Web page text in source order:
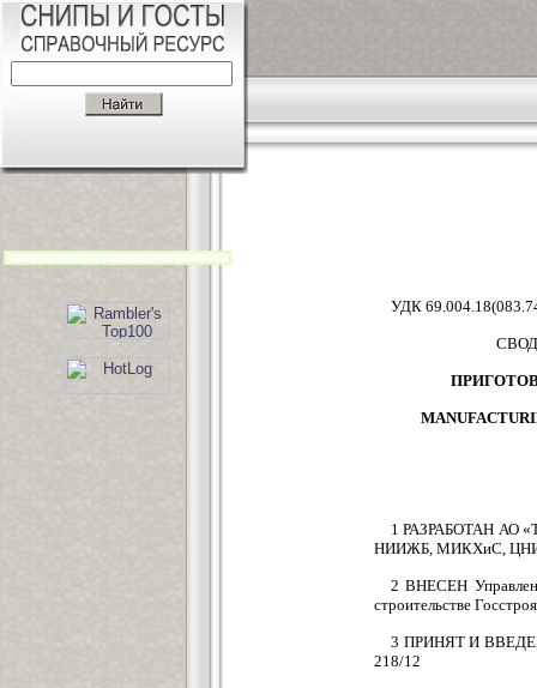
УДК
1 РАЗРАБОТАН АО
НИИЖБ, МИКХиС,
2 ВНЕСЕН
строительстве
3 ПРИНЯТ И ВВЕДЕН
218/12